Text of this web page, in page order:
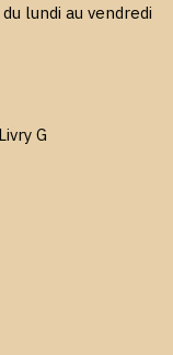
lundi au vendredi
G